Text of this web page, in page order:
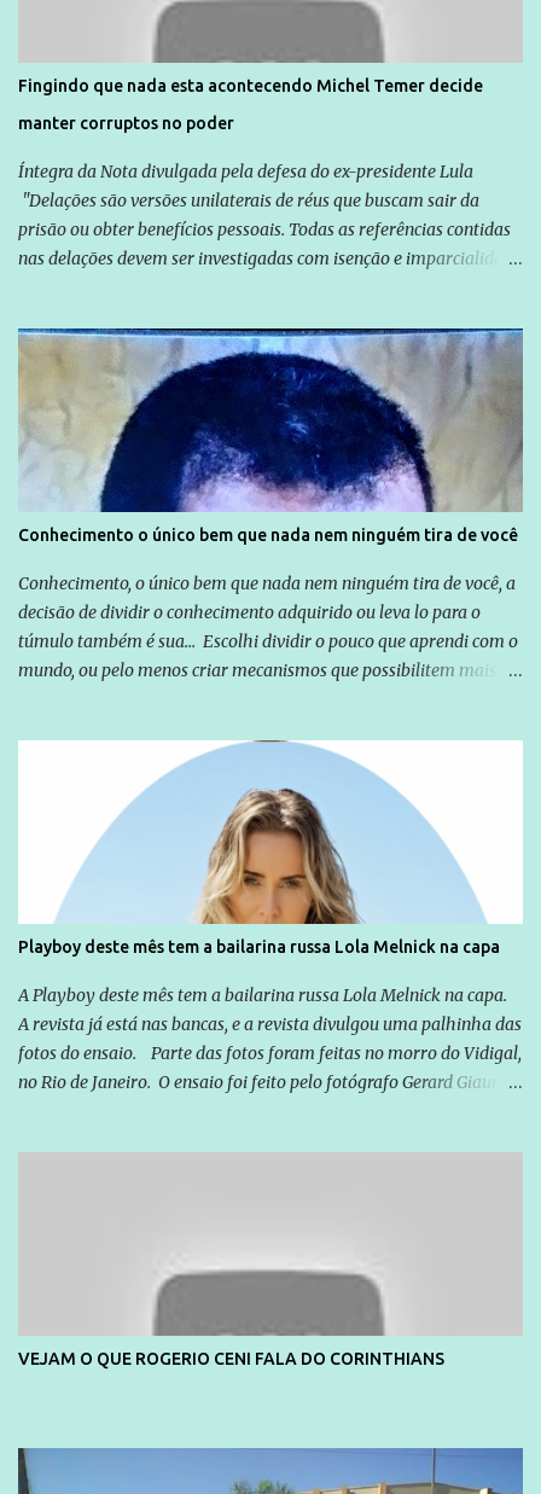
são vítimas de violência, estão em situação de risco ou têm seus
direitos violados. Leia mais: Anistia Internacional cobra do Brasil
solução do caso Amarildo - Terra Brasil
Fingindo que nada esta acontecendo Michel Temer decide
manter corruptos no poder
Íntegra da Nota divulgada pela defesa do ex-presidente Lula
"Delações são versões unilaterais de réus que buscam sair da
prisão ou obter benefícios pessoais. Todas as referências contidas
nas delações devem ser investigadas com isenção e imparcialidade
Globo manteve com o Grupo Odebrecht, citada na delação de
Emílio Odebrecht. Lula sempre atuou para promover o Brasil no
exterior, e não para promover determinadas empresas ou
empresários" Assina a nota o advogado Cristiano Zanin Martins
Conhecimento o único bem que nada nem ninguém tira de você
Conhecimento, o único bem que nada nem ninguém tira de você, a
decisão de dividir o conhecimento adquirido ou leva lo para o
túmulo também é sua... Escolhi dividir o pouco que aprendi com o
mundo, ou pelo menos criar mecanismos que possibilitem mais e
empreendedor da comunicação, que além de informação
cotidiana, corriqueira e cada vez mais preocupantes, do tipo que
você já esta acostumado a ver neste espaço, vou trabalhar a ideia
que possibilite distribuir não só informações, mas que gere de
forma consistente a riqueza do conhecimento... Exemplo: o
cidadão brasileiro não precisa só ser informado sobre operações
da Lava Jato, Reformas que podem retirar ou não direitos, ou
quem vai ser preso ou não; é preciso levar até as pessoas, do mais
simples ao mais burguês, o que diz a nossa Constituição, quais são
seus direitos e deveres em ...
Playboy deste mês tem a bailarina russa Lola Melnick na capa
A Playboy deste mês tem a bailarina russa Lola Melnick na capa.
A revista já está nas bancas, e a revista divulgou uma palhinha das
fotos do ensaio. Parte das fotos foram feitas no morro do Vidigal,
no Rio de Janeiro. O ensaio foi feito pelo fotógrafo Gerard Giaume
VEJAM O QUE ROGERIO CENI FALA DO CORINTHIANS